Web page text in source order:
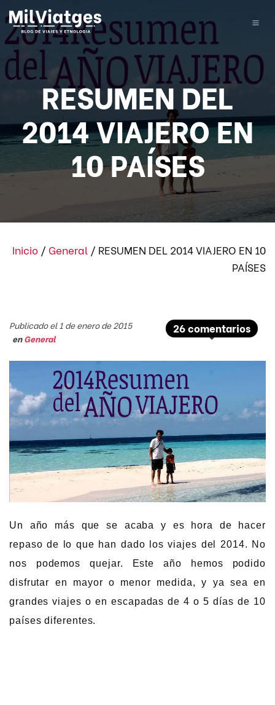
RESUMEN DEL
2014 VIAJERO EN
10 PAÍSES
Inicio / General / RESUMEN DEL 2014 VIAJERO EN 10
PAÍSES
26 comentarios
Publicado el 1 de enero de 2015
enGeneral
Un año más que se acaba y es hora de hacer
repaso de lo que han dado los viajes del 2014. No
nos podemos quejar. Este año hemos podido
disfrutar en mayor o menor medida, y ya sea en
grandes viajes o en escapadas de 4 o 5 días de 10
países diferentes.